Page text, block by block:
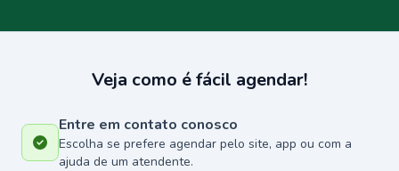
Veja como é fácil agendar!
Entre em contato conosco
Escolha se prefere agendar pelo site, app ou com a
ajuda de um atendente.